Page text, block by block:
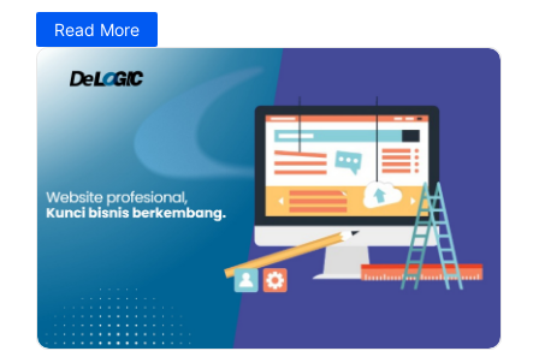
Read More